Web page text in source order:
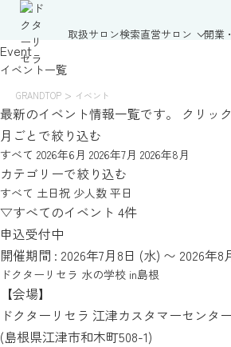
取扱サロン検索直営サロン 開業
Event
イベント一覧
GRANDTOP > イベント
最新のイベント情報一覧です。
クリッ
月ごとで絞り込む
すべて 2026年6月 2026年7月 2026年8月
カテゴリーで絞り込む
すべて 土日祝 少人数 平日
▽すべてのイベント 4件
申込受付中
開催期間 : 2026年7月8日 (水) 〜 2026年8
ドクターリセラ 水の学校 in島根
【会場】
ドクターリセラ 江津カスタマーセンター
(島根県江津市和木町508-1)